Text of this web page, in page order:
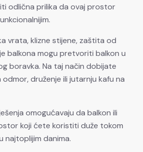
odlična prilika da ovaj prostor
vrata, klizne stijene, zaštita od
balkona mogu pretvoriti balkon u
boravka. Na taj način dobijate
druženje ili jutarnju kafu na
omogućavaju da balkon ili
koji ćete koristiti duže tokom
najtoplijim danima.